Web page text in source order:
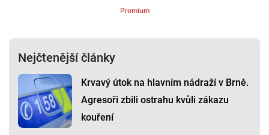
Premium
Nejčtenější články
Krvavý útok na hlavním nádraží v Brně.
Agresoři zbili ostrahu kvůli zákazu
kouření